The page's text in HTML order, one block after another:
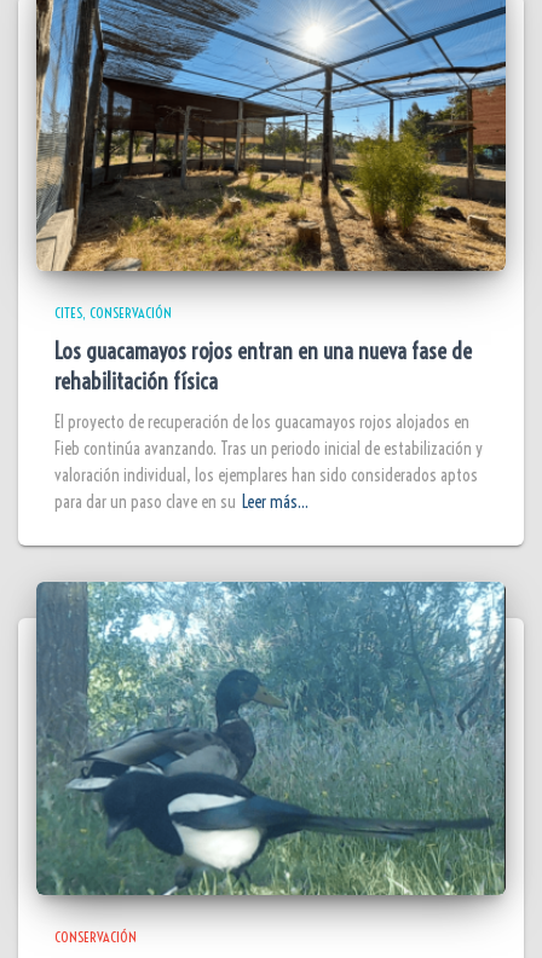
CITES CONSERVACIÓN
Los guacamayos rojos entran en una nueva fase de
rehabilitación física
El proyecto de recuperación de los guacamayos rojos alojados en
Fieb continúa avanzando. Tras un periodo inicial de estabilización y
valoración individual, los ejemplares han sido considerados aptos
para dar un paso clave en su Leer más…
CONSERVACIÓN